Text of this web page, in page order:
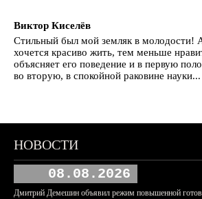
Виктор Киселёв
Стильный был мой земляк в молодости!
хочется красиво жить, тем меньше
объясняет его поведение и в первую
во вторую, в спокойной раковине науки...
НОВОСТИ
08.08.2026
Дмитрий Демешин объявил режим повышенной